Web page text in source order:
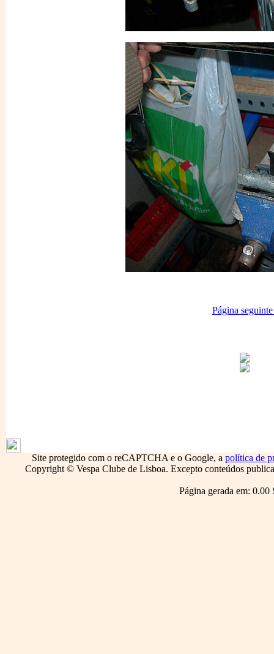
Página
Site protegido com o reCAPTCHA e o Google, a política de
Copyright © Vespa Clube de Lisboa. Excepto conteúdos
Página gerada em: 0.00